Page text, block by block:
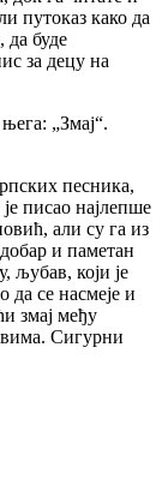
путоказ како да
да буде
за децу на
„Змај“.
песника,
писао најлепше
али су га из
и паметан
љубав, који је
да се насмеје и
змај међу
Сигурни